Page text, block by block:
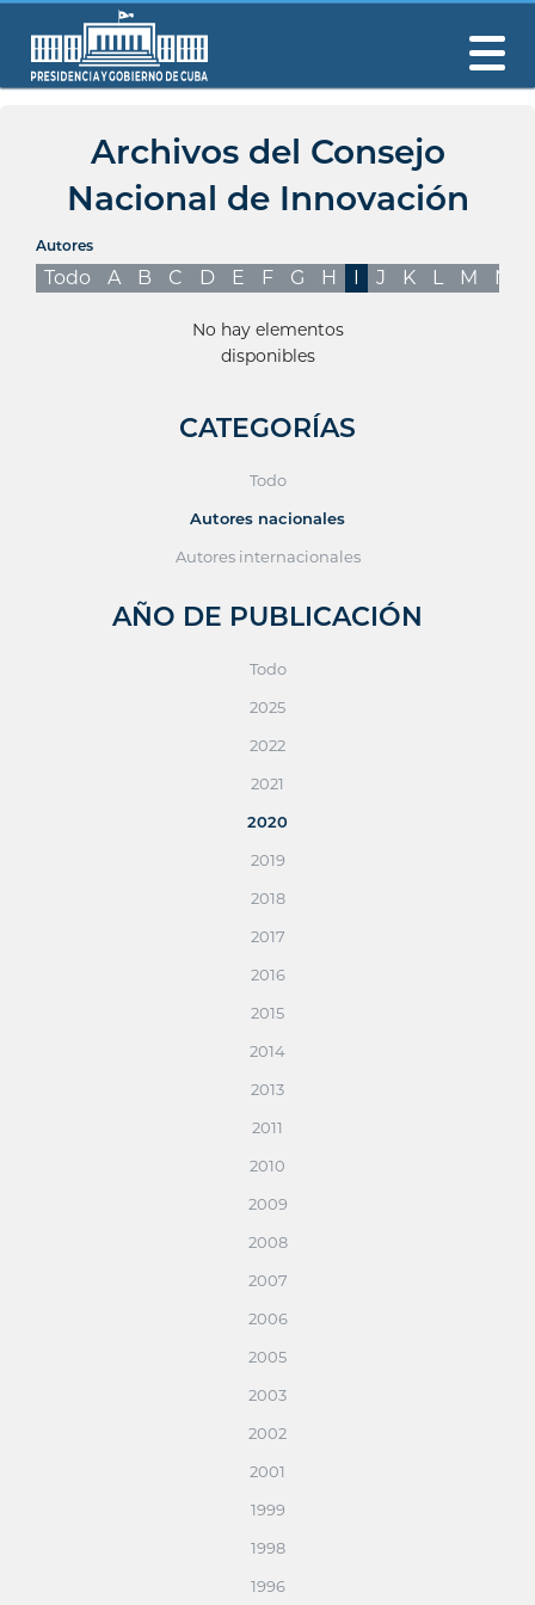
Archivos del Consejo
Nacional de Innovación
Autores
Todo A B C D E F G H I J K L M N
No hay elementos
disponibles
CATEGORÍAS
Todo
Autores nacionales
Autores internacionales
AÑO DE PUBLICACIÓN
Todo
2025
2022
2021
2020
2019
2018
2017
2016
2015
2014
2013
2011
2010
2009
2008
2007
2006
2005
2003
2002
2001
1999
1998
1996